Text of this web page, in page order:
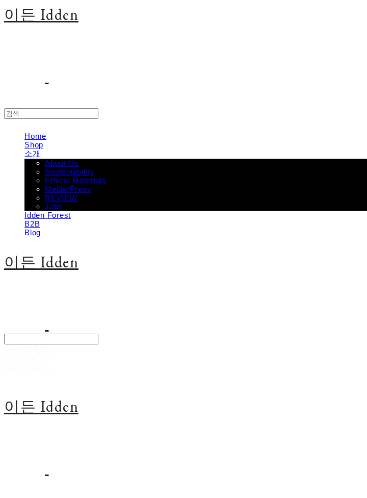
이든 Idden
Home
Shop
소개
About Us
Sustainability
Ethical Materials
Media/Press
REVIEW
Jobs
Idden Forest
B2B
Blog
이든 Idden
이든 Idden